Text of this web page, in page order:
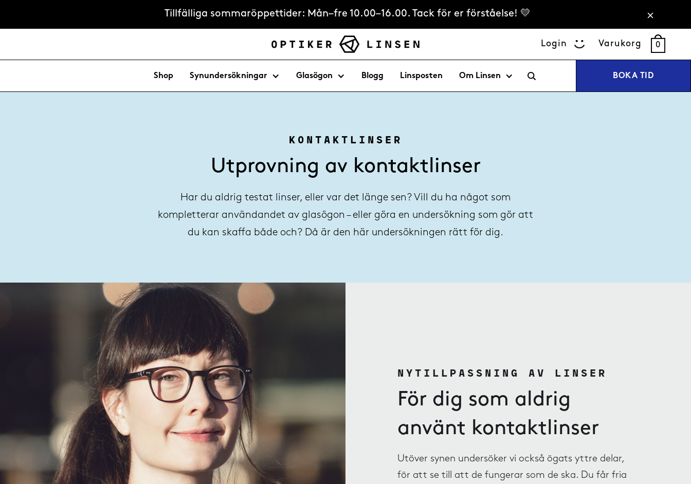
Tillfälliga sommaröppettider: Mån–fre 10.00–16.00. Tack för er förståelse! 💛
Login Varukorg 0
Shop Synundersökningar Glasögon Blogg Linsposten Om Linsen BOKA TID
KONTAKTLINSER
Utprovning av kontaktlinser
Har du aldrig testat linser, eller var det länge sen? Vill du ha något som
kompletterar användandet av glasögon – eller göra en undersökning som gör att
du kan skaffa både och? Då är den här undersökningen rätt för dig.
NYTILLPASSNING AV LINSER
För dig som aldrig
använt kontaktlinser
Utöver synen undersöker vi också ögats yttre delar,
för att se till att de fungerar som de ska. Du får fria